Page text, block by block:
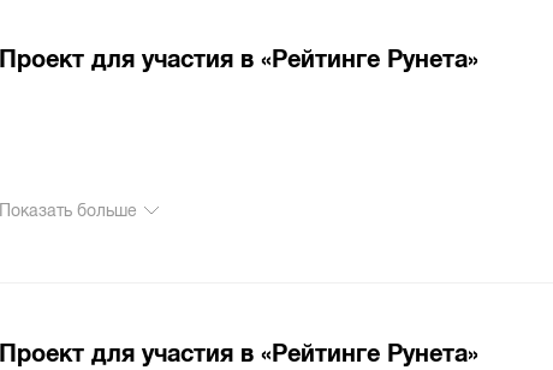
Проект для участия в «Рейтинге Рунета»
Показать больше
Проект для участия в «Рейтинге Рунета»